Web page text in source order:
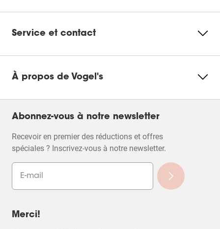
Service et contact
À propos de Vogel's
Abonnez-vous à notre newsletter
Recevoir en premier des réductions et offres
spéciales ? Inscrivez-vous à notre newsletter.
Merci!